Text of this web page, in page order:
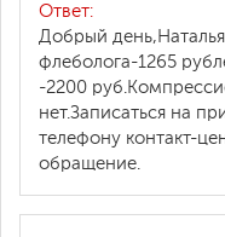
Ответ:
Добрый
флеболога-1265
-2200
нет.Записаться на
телефону контакт-
обращение.